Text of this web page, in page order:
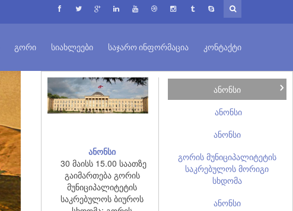
ᲒᲝᲠᲘ ᲡᲘᲐᲮᲚᲔᲔᲑᲘ ᲡᲐᲯᲐᲠᲝ ᲘᲜᲤᲝᲠᲛᲐᲪᲘᲐ ᲙᲝᲜᲢᲐᲥᲢᲘ
ანონსი
ანონსი
ანონსი
გორის მუნიციპალიტეტის
საკრებულოს მორიგი
სხდომა
ანონსი
ანონსი
30 მაისს 15.00 საათზე
გაიმართება გორის
მუნიციპალიტეტის
საკრებულოს ბიუროს